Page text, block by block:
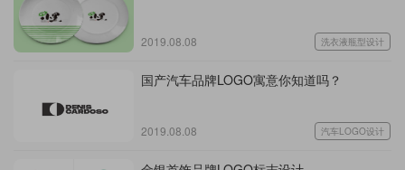
2019.08.08 洗衣液瓶型设计
国产汽车品牌LOGO寓意你知道吗？
2019.08.08 汽车LOGO设计